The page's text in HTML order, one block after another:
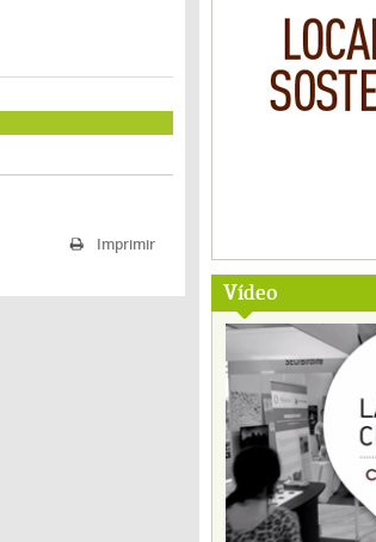
Vídeo
Imprimir